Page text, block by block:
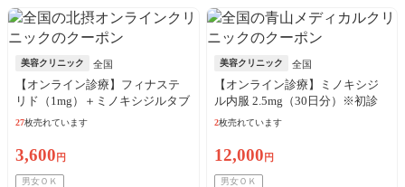
美容クリニック 全国
【オンライン診療】フィナステ
リド（1mg）＋ミノキシジルタブ
レット（5mg）30日分※初診料、
27枚売れています
3,600 円
男女ＯＫ
美容クリニック 全国
【オンライン診療】ミノキシジ
ル内服 2.5mg（30日分）※初診
料・送料込／リピート可
2枚売れています
12,000 円
男女ＯＫ